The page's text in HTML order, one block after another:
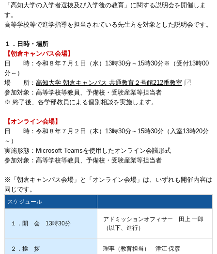
「高知大学の入学者選抜及び入学後の教育」に関する説明会を開催しま
す。
高等学校等で進学指導を担当されている先生方を対象とした説明会です。
１．日時・場所
【朝倉キャンパス会場】
日 時：令和８年７月１日（水）13時30分～15時30分※（受付13時00
分～）
場 所： 高知大学 朝倉キャンパス 共通教育２号館212番教室
参加対象：高等学校等教員、予備校・受験産業等担当者
※ 終了後、各学部教員による個別相談を実施します。
【オンライン会場】
日 時：令和８年７月２日（木）13時30分～15時30分（入室13時20分
～）
実施形態：Microsoft Teamsを使用したオンライン会議形式
参加対象：高等学校等教員、予備校・受験産業等担当者
※「朝倉キャンパス会場」と「オンライン会場」は、いずれも開催内容は
同じです。
スケジュール
１．開 会 13時30分
アドミッションオフィサー 田上 一郎
（以下、進行）
２．挨 拶 理事（教育担当） 津江 保彦